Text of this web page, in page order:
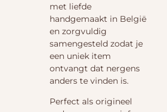
met liefde
handgemaakt in België
en zorgvuldig
samengesteld zodat je
een uniek item
ontvangt dat nergens
anders te vinden is.
Perfect als origineel